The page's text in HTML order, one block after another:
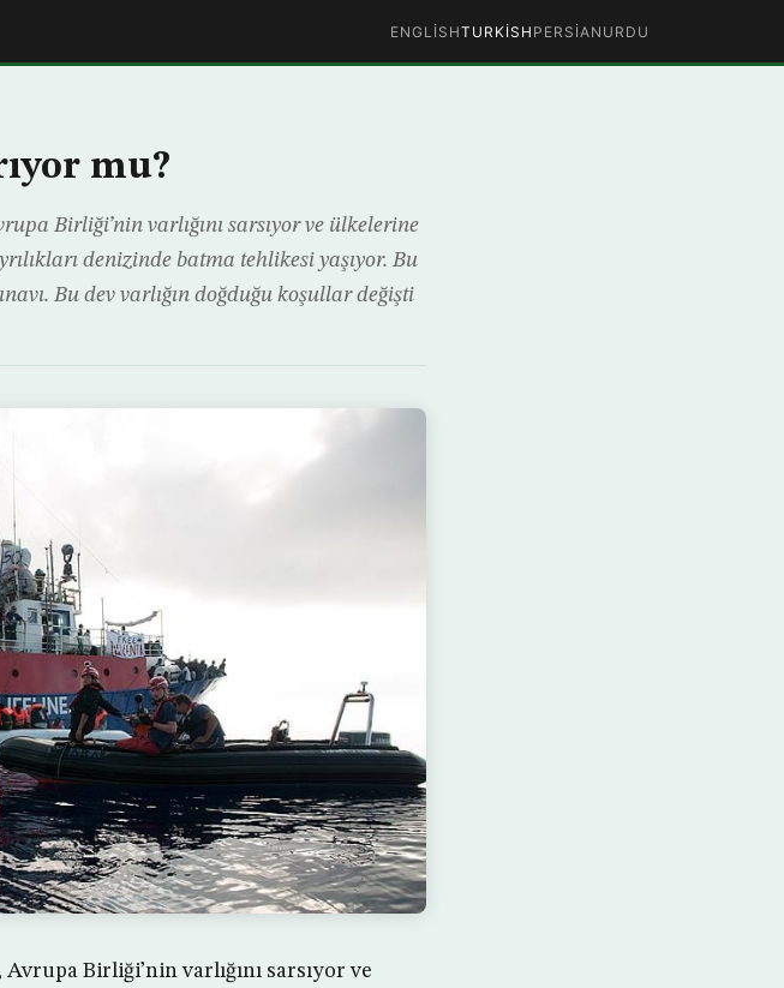
ENGLISHTURKISH PERSIAN URDU
mu?
Birliği’nin varlığını sarsıyor ve ülkelerine
denizinde batma tehlikesi yaşıyor. Bu
Bu dev varlığın doğduğu koşullar değişti
Birliği’nin varlığını sarsıyor ve